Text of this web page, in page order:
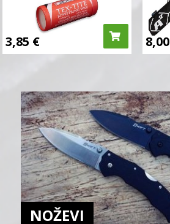
3,85 € 8,00
NOŽEVI